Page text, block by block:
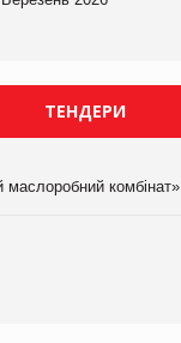
ТЕНДЕРИ
маслоробний комбінат»